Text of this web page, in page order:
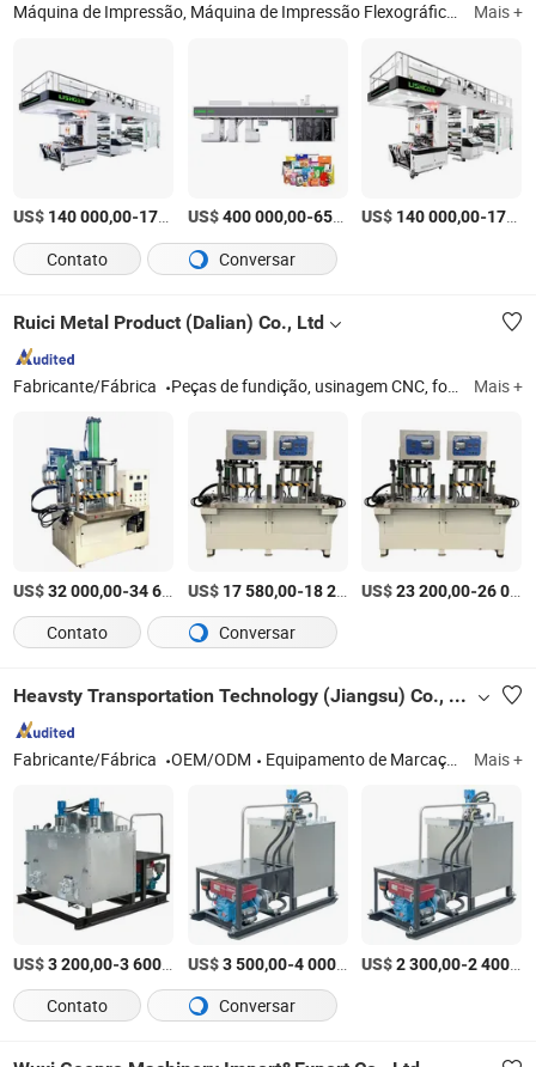
Máquina de Impressão, Máquina de Impressão Flexográfica, Máquina de Impressão em Filme, Máquina de Impressão em Papel, Máquina de Impressão em Não Tecido, Máquina de Impressão em Sacolas, Máquina de Impressão Flexográfica, Máquinas de Impressão, Máquina de Impressão em Sacolas Plásticas Mais +
US$ 140 000,00-170 000,00 /Conjunto
US$400 000,00-650 000,00 /Conjunto
US$ 140 000,00-170 000,00
Contato Conversar
Ruici Metal Product (Dalian) Co., Ltd
Fabricante/Fábrica Peças de fundição, usinagem CNC, forjados, peças estampadas, peças de válvula, peças de bomba, produtos metálicos Mais +
US$32 000,00-34 600,00 /Peça
US$ 17 580,00-18 230,00 /Peça
US$23 200,00-26 008,00
Contato Conversar
Heavsty Transportation Technology (Jiangsu) Co., Ltd.
Fabricante/Fábrica OEM/ODM Equipamento de Marcação de Veículos Grandes, Máquina de Marcação de Estradas, Remoção de Borracha em Aeroportos, Tinta de Marcação de Estradas Termoplástica, Tinta de Marcação de Estradas e Esferas de Vidro, Tinta de Marcação de Estradas em Plástico Frio Mais +
US$3 200,00-3 600,00 /Peça
US$3 500,00-4 000,00 /Peça
US$2 300,00-2 400,00
Contato
Conversar